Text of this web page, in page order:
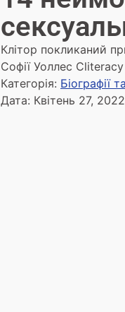
Клітор покликаний
Софії Уоллес
Категорія: Біографії
Дата: Квітень 27, 2022